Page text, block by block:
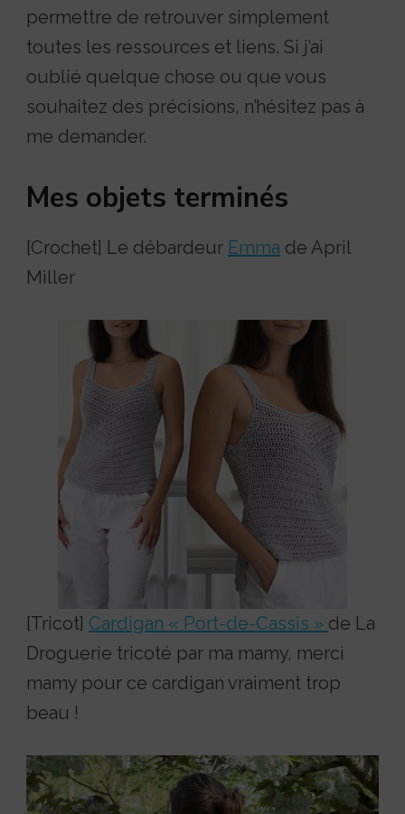
permettre de retrouver simplement
toutes les ressources et liens. Si j’ai
oublié quelque chose ou que vous
souhaitez des précisions, n’hésitez pas à
me demander.
Mes objets terminés
[Crochet] Le débardeur Emma de April
Miller
[Tricot] Cardigan « Port-de-Cassis » de La
Droguerie tricoté par ma mamy, merci
mamy pour ce cardigan vraiment trop
beau !